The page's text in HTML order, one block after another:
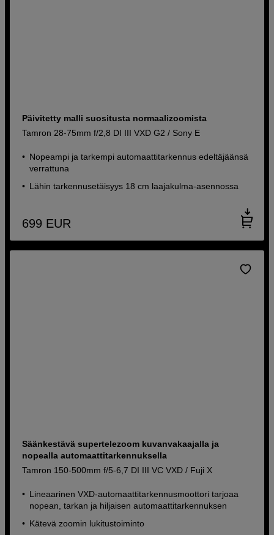
Päivitetty malli suositusta normaalizoomista
Tamron 28-75mm f/2,8 DI III VXD G2 / Sony E
Nopeampi ja tarkempi automaattitarkennus edeltäjäänsä
verrattuna
Lähin tarkennusetäisyys 18 cm laajakulma-asennossa
699 EUR
Säänkestävä supertelezoom kuvanvakaajalla ja
nopealla automaattitarkennuksella
Tamron 150-500mm f/5-6,7 DI III VC VXD / Fuji X
Lineaarinen VXD-automaattitarkennusmoottori tarjoaa
nopean, tarkan ja hiljaisen automaattitarkennuksen
Kätevä zoomin lukitustoiminto